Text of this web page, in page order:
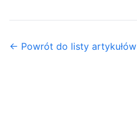
← Powrót do listy artykułów